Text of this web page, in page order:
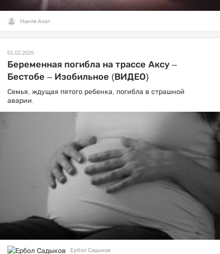
Наиля Ахат
01.02.2026
Беременная погибла на трассе Аксу –
Бестобе – Изобильное (ВИДЕО)
Семья, ждущая пятого ребенка, погибла в страшной
аварии.
Ербол Садыков